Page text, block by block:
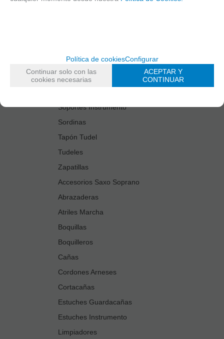
Estuches Guardacañas
Limpiadores
Protectores Boquilla
Soportes Instrumento
Sordinas
Tapón Tudel
Tudeles
Zapatillas
Accesorios Saxo Soprano
Abrazaderas
Atriles Marcha
Boquillas
Boquilleros
Cañas
Cordones Arneses
Cortacañas
Estuches Guardacañas
Estuches Instrumento
Limpiadores
Política de cookiesConfigurar
Continuar solo con las
cookies necesarias
ACEPTAR Y
CONTINUAR